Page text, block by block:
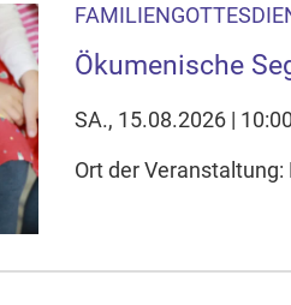
Ökumenische
SA., 15.08.2026 |
Ort der